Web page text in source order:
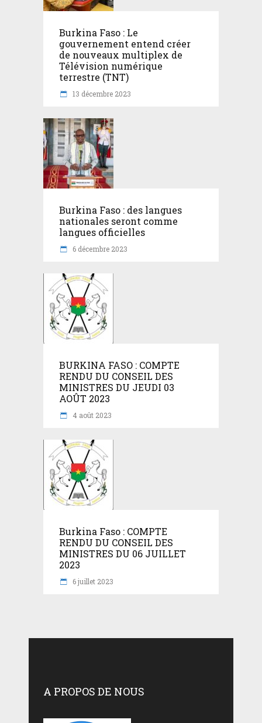
Burkina Faso : Le
gouvernement entend créer
de nouveaux multiplex de
Télévision numérique
terrestre (TNT)
13 décembre 2023
Burkina Faso : des langues
nationales seront comme
langues officielles
6 décembre 2023
BURKINA FASO : COMPTE
RENDU DU CONSEIL DES
MINISTRES DU JEUDI 03
AOÛT 2023
4 août 2023
Burkina Faso : COMPTE
RENDU DU CONSEIL DES
MINISTRES DU 06 JUILLET
2023
6 juillet 2023
A PROPOS DE NOUS